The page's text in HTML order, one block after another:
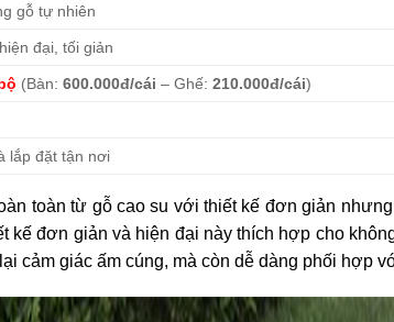
gỗ tự nhiên
đại, tối giản
(Bàn: 600.000đ/cái – Ghế:210.000đ/cái)
lắp đặt tận nơi
toàn từ gỗ cao su với thiết kế đơn giản
kế đơn giản và hiện đại này thích hợp cho
cảm giác ấm cúng, mà còn dễ dàng phối hợp